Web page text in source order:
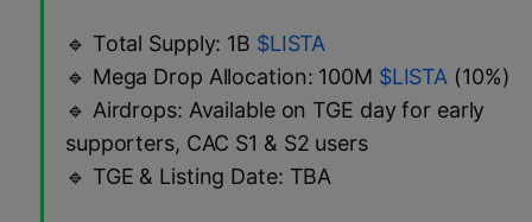
🔹 Total Supply: 1B $LISTA
🔹 Mega Drop Allocation: 100M $LISTA (10%)
🔹 Airdrops: Available on TGE day for early
supporters, CAC S1 & S2 users
🔹 TGE & Listing Date: TBA